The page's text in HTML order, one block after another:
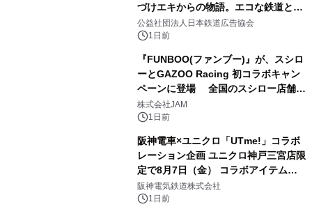
づけエキからの物語。エコな鉄道とと
もに。
公益社団法人日本鉄道広告協会
1日前
『FUNBOO(ファンブー)』が、スシロ
ーとGAZOO Racing 初コラボキャン
ペーンに登場 全国のスシロー店舗で
GR 4車種の FUNBOO(ミニカー)付き
メニューが展開されます
株式会社JAM
1日前
阪神電車×ユニクロ「UTme!」コラボ
レーション企画 ユニクロ神戸三宮店限
定で8月7日（金） コラボアイテムが
発売決定！
阪神電気鉄道株式会社
1日前